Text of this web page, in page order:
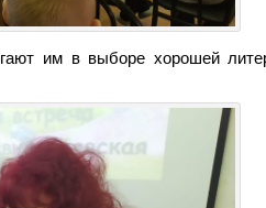
им в выборе хорошей